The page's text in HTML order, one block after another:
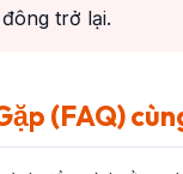
trở lại.
(FAQ)